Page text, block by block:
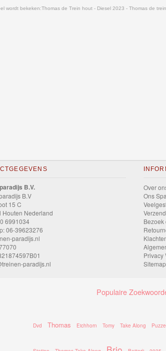
wordt bekeken:Thomas de Trein hout - Diesel 2023 - Thomas de
B.V.
B.V
15 C
Houten Nederland
6991034
06-39623276
paradijs.nl
paradijs.nl
Over
Ons
Bezoek
Privacy
Sitemap
Populaire
Dvd Thomas Eichhorn Tomy Take Along